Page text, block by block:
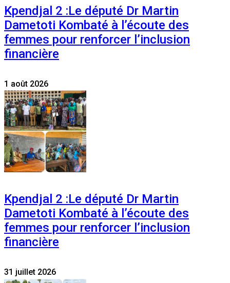
Kpendjal 2 :Le député Dr Martin
Dametoti Kombaté à l’écoute des
femmes pour renforcer l’inclusion
financière
1 août 2026
Kpendjal 2 :Le député Dr Martin
Dametoti Kombaté à l’écoute des
femmes pour renforcer l’inclusion
financière
31 juillet 2026